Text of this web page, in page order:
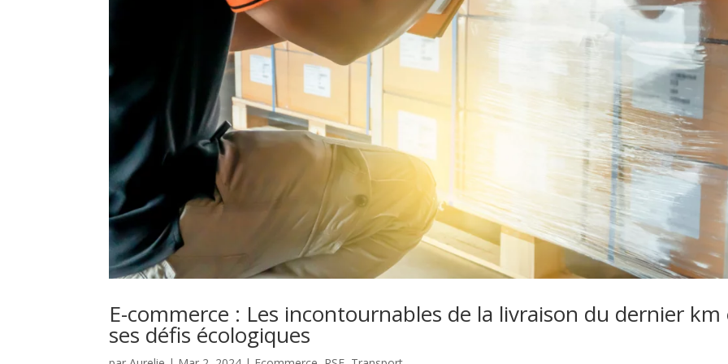
E-commerce : Les incontournables de la livraison du dernier km
ses défis écologiques